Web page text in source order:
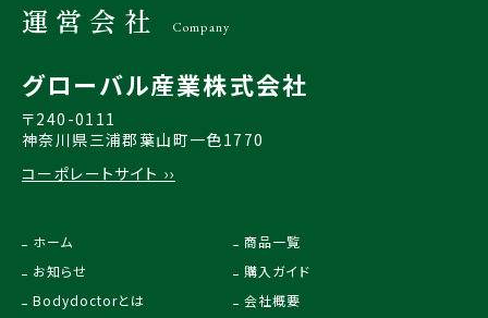
運営会社 Company
グローバル産業株式会社
〒240-0111
神奈川県三浦郡葉山町一色1770
コーポレートサイト ››
ホーム
お知らせ
Bodydoctorとは
商品一覧
購入ガイド
会社概要